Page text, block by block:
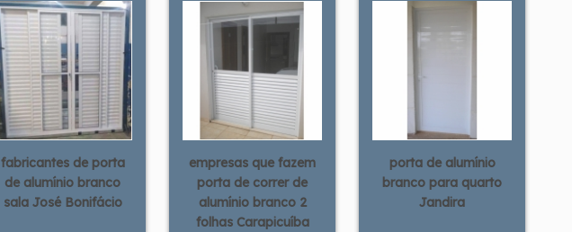
fabricantes de porta
de alumínio branco
sala José Bonifácio
empresas que fazem
porta de correr de
alumínio branco 2
folhas Carapicuíba
porta de alumínio
branco para quarto
Jandira